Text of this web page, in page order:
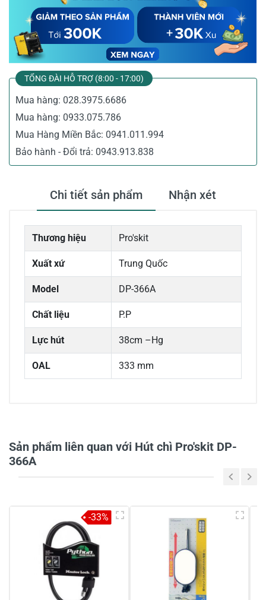
TỔNG ĐÀI HỖ TRỢ (8:00 - 17:00)
Mua hàng: 028.3975.6686
Mua hàng: 0933.075.786
Mua Hàng Miền Bắc: 0941.011.994
Bảo hành - Đổi trả: 0943.913.838
Chi tiết sản phẩm Nhận xét
Thương hiệu Pro'skit
Xuất xứ Trung Quốc
Model DP-366A
Chất liệu P.P
Lực hút 38cm –Hg
OAL 333 mm
3
-
2
1
-
Sản phẩm liên quan với Hút chì Pro'skit DP-
366A
-33%